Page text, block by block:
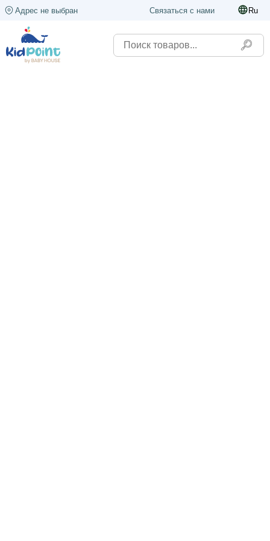
Адрес не выбран Связаться с нами Ru